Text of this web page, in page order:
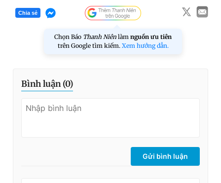
Chia sẻ
Chọn Báo Thanh Niên làm nguồn ưu tiên
trên Google tìm kiếm. Xem hướng dẫn.
Bình luận (0)
Gửi bình luận